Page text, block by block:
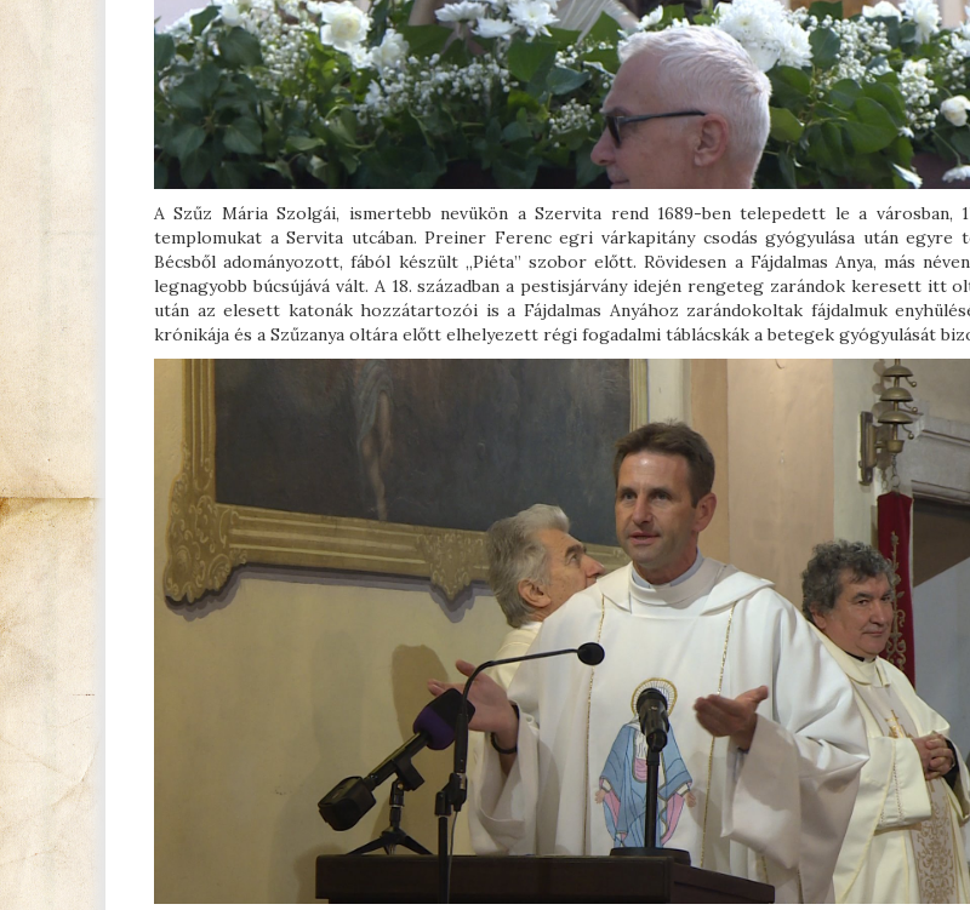
A Szűz Mária Szolgái, ismertebb nevükön a Szervita rend 1689-ben telepedett le a városban,
templomukat a Servita utcában. Preiner Ferenc egri várkapitány csodás gyógyulása után egyre
Bécsből adományozott, fából készült „Piéta” szobor előtt. Rövidesen a Fájdalmas Anya, más
legnagyobb búcsújává vált. A 18. században a pestisjárvány idején rengeteg zarándok keresett itt
után az elesett katonák hozzátartozói is a Fájdalmas Anyához zarándokoltak fájdalmuk
krónikája és a Szűzanya oltára előtt elhelyezett régi fogadalmi táblácskák a betegek gyógyulását